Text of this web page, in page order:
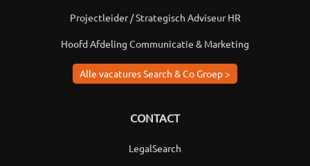
Projectleider / Strategisch Adviseur HR
Hoofd Afdeling Communicatie & Marketing
Alle vacatures Search & Co Groep >
CONTACT
LegalSearch